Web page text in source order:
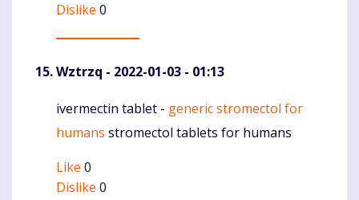
Dislike 0
Wztrzq - 2022-01-03 - 01:13
Komentaras
ivermectin tablet - generic stromectol for
humans stromectol tablets for humans
Like 0
Dislike 0